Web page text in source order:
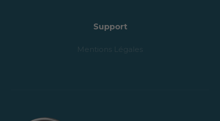
Support
Mentions Légales